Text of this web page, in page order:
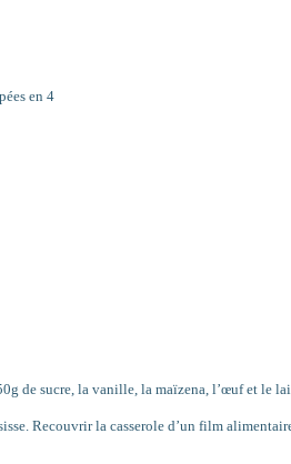
en 4
de sucre, la vanille, la maïzena, l’œuf et le
Recouvrir la casserole d’un film